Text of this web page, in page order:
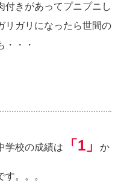
付きがあってプニプニし
リガリになったら世間の
・・・
学校の成績は 「1」 か
す。。。